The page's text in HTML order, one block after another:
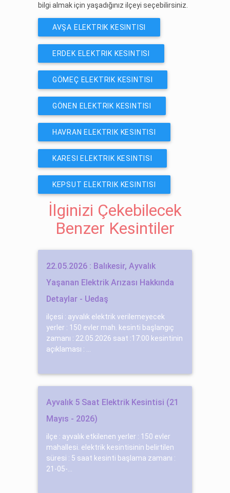
bilgi almak için yaşadığınız ilçeyi seçebilirsiniz.
AVŞA ELEKTRIK KESINTISI
ERDEK ELEKTRIK KESINTISI
GÖMEÇ ELEKTRIK KESINTISI
GÖNEN ELEKTRIK KESINTISI
HAVRAN ELEKTRIK KESINTISI
KARESI ELEKTRIK KESINTISI
KEPSUT ELEKTRIK KESINTISI
İlginizi Çekebilecek
Benzer Kesintiler
22.05.2026 : Balıkesir, Ayvalık
Yaşanan Elektrik Arızası Hakkında
Detaylar - Uedaş
ilçesi : ayvalık elektrik verilemeyecek
yerler : 150 evler mah. kesinti başlangıç
zamanı : 22.05.2026 saat :17:00 kesintinin
açıklaması : ...
Ayvalık 5 Saat Elektrik Kesintisi (21
Mayıs - 2026)
ilçe : ayvalık etkilenen yerler : 150 evler
mahallesi. elektrik kesintisinin belirtilen
süresi : 5 saat kesinti başlama zamanı :
21-05-...